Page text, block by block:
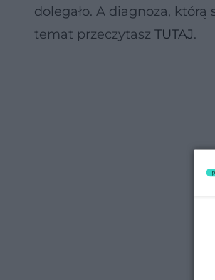
dolegało. A diagnoza,
temat przeczytasz TUTAJ.